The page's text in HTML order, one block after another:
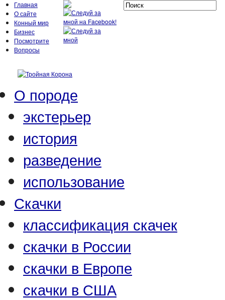
Главная
О сайте
Конный мир
Бизнес
Посмотрите
Вопросы
О породе
экстерьер
история
разведение
использование
Скачки
классификация скачек
скачки в России
скачки в Европе
скачки в США